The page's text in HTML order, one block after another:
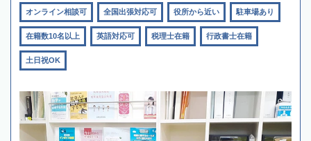
オンライン相談可 全国出張対応可 役所から近い 駐車場あり
在籍数10名以上 英語対応可 税理士在籍 行政書士在籍
土日祝OK